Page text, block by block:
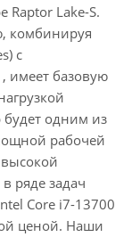
Raptor Lake-S.
комбинируя
с
имеет базовую
будет одним из
рабочей
ряде задач
Core i7-13700
ценой. Наши